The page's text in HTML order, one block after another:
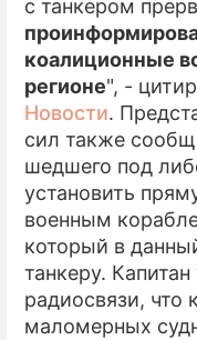
с танкером
коалиционные
регионе", -
Новости.
сил также
шедшего под
установить
военным
который в
танкеру.
радиосвязи, что
маломерных